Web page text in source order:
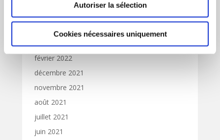
Autoriser la sélection
Cookies nécessaires uniquement
août 2022
juin 2022
mai 2022
février 2022
décembre 2021
novembre 2021
août 2021
juillet 2021
juin 2021